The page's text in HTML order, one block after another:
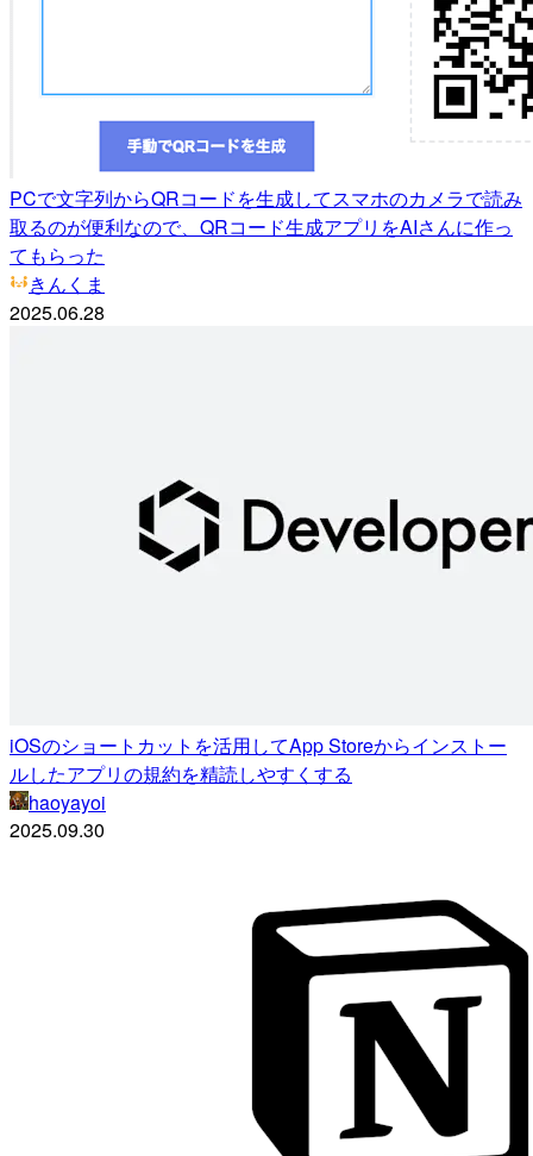
PCで文字列からQRコードを生成してスマホのカメラで読み
取るのが便利なので、QRコード生成アプリをAIさんに作っ
てもらった
きんくま
2025.06.28
iOSのショートカットを活用してApp Storeからインストー
ルしたアプリの規約を精読しやすくする
haoyayoi
2025.09.30